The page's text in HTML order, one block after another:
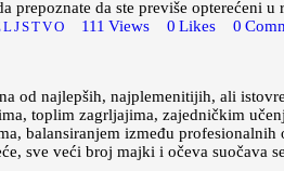
prepoznate da ste previše opterećeni
111 Views 0 Likes 0
od najlepših, najplemenitijih, ali
toplim zagrljajima, zajedničkim
balansiranjem između
sve veći broj majki i očeva suočava